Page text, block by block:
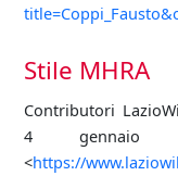
Stile MHRA
Contributori
4 gennaio
<https://